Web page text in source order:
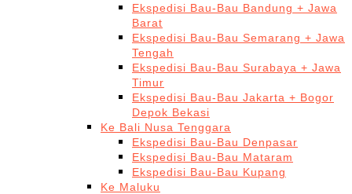
Ekspedisi Bau-Bau Bandung + Jawa
Barat
Ekspedisi Bau-Bau Semarang + Jawa
Tengah
Ekspedisi Bau-Bau Surabaya + Jawa
Timur
Ekspedisi Bau-Bau Jakarta + Bogor
Depok Bekasi
Ke Bali Nusa Tenggara
Ekspedisi Bau-Bau Denpasar
Ekspedisi Bau-Bau Mataram
Ekspedisi Bau-Bau Kupang
Ke Maluku